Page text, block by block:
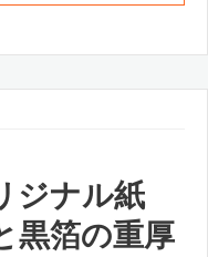
ジナル紙
黒箔の重厚